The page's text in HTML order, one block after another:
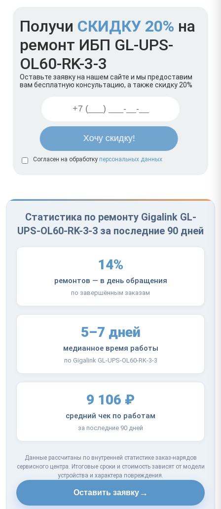
Получи СКИДКУ 20% на
ремонт ИБП GL-UPS-
OL60-RK-3-3
Оставьте заявку на нашем сайте и мы предоставим
вам бесплатную консультацию, а также скидку 20%
Согласен на обработку персональных данных
Статистика по ремонту Gigalink GL-
UPS-OL60-RK-3-3 за последние 90 дней
14%
ремонтов — в день обращения
по завершённым заказам
5–7 дней
медианное время работы
по Gigalink GL-UPS-OL60-RK-3-3
9 106 ₽
средний чек по работам
за последние 90 дней
Данные рассчитаны по внутренней статистике заказ-нарядов
сервисного центра. Итоговые сроки и стоимость зависят от модели
устройства и характера повреждения.
Оставить заявку→